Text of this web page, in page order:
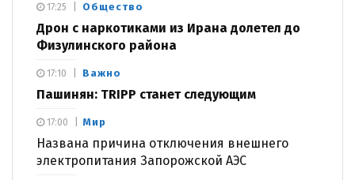
Общество
Дрон с наркотиками из Ирана долетел до
Физулинского района
17:25
Важно
Пашинян: TRIPP станет следующим
17:10
Мир
Названа причина отключения внешнего
электропитания Запорожской АЭС
17:00